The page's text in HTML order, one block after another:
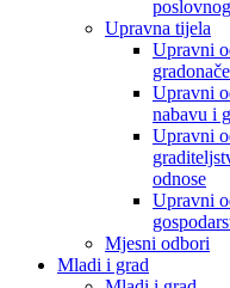
Upravna tijela
Upravni
Upravni
nabavu i
Upravni
odnose
Upravni
Mjesni odbori
Mladi i grad